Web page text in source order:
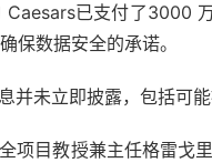
已支付了3000
保数据安全的承诺。
并未立即披露，包括可
项目教授兼主任格雷戈